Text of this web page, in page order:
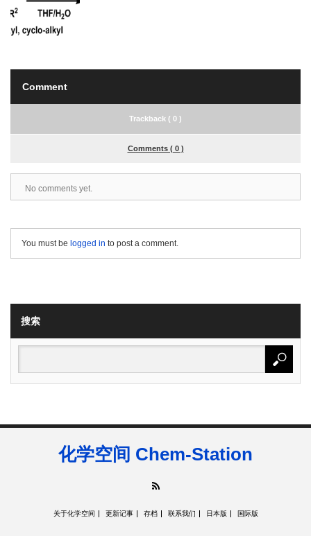
Comment
Trackback ( 0 )
Comments ( 0 )
No comments yet.
You must be logged in to post a comment.
搜索
化学空间 Chem-Station
关于化学空间 更新记事 存档 联系我们 日本版 国际版